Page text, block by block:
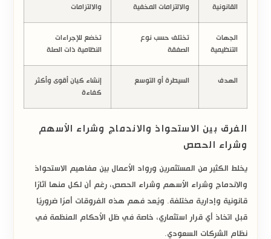
القانونية
والالتزامات المخفية
والالتزامات
الجهات
التنظيمية
تختلف حسب نوع
الصفقة
تخضع للإجراءات
النظامية ذات الصلة
الهدف السيطرة أو التوسع
إنشاء كيان أقوى وأكثر
كفاءة
الفرق بين الاستحواذ والاندماج وشراء الأسهم
وشراء الحصص
يخلط الكثير من المستثمرين ورواد الأعمال بين مفاهيم الاستحواذ
والاندماج وشراء الأسهم وشراء الحصص، رغم أن لكل منها آثارًا
قانونية وإدارية مختلفة. ويُعد فهم هذه الفروقات أمرًا ضروريًا
قبل اتخاذ أي قرار استثماري، خاصة في ظل الأحكام المنظمة في
نظام الشركات السعودي.